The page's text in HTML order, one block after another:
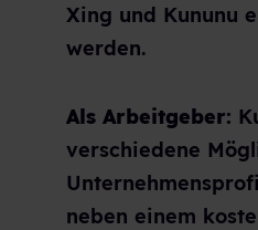
Xing und Kununu
werden.
Als Arbeitgeber:
verschiedene
neben einem